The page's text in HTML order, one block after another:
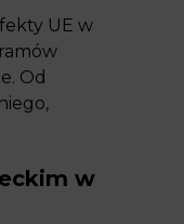
UE w
Od
w